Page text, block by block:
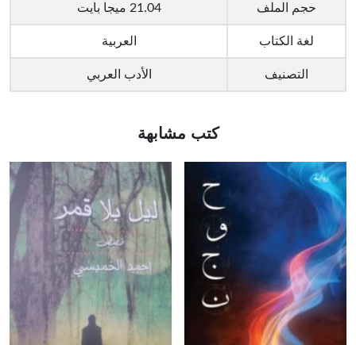
حجم الملف 21.04 ميجا بايت
لغة الكتاب العربية
التصنيف الأدب العربي
كتب مشابهة